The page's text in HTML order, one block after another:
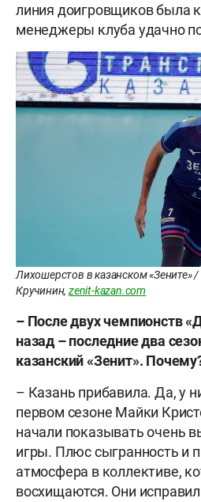
линия доигровщиков была
менеджеры клуба удачно
Лихошерстов в казанском «Зените»
Кручинин, zenit-kazan.com
– После двух чемпионств
назад – последние два
казанский «Зенит».
– Казань прибавила. Да, у
первом сезоне Майки
начали показывать очень
игры. Плюс сыгранность и
атмосфера в коллективе,
восхищаются. Они